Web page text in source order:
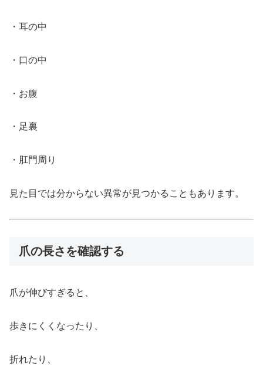
・耳の中
・口の中
・お腹
・足裏
・肛門周り
見た目では分からない異常が見つかることもあります。
爪の長さを確認する
爪が伸びすぎると、
歩きにくくなったり、
折れたり、